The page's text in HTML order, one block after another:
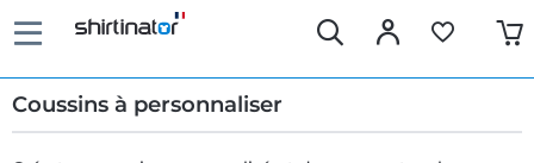
Coussins à personnaliser